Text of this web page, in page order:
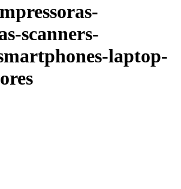
scanners-
laptop-